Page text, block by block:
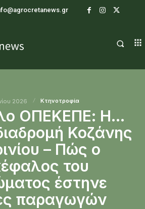
2026 Κτηνοτροφία
ΟΠΕΚΕΠΕ: Η…
Κοζάνης
– Πώς ο
του
έστηνε
παραγωγών